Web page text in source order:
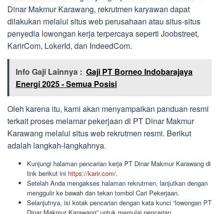
Dinar Makmur Karawang, rekrutmen karyawan dapat
dilakukan melalui situs web perusahaan atau situs-situs
penyedia lowongan kerja terpercaya seperti Joobstreet,
KarirCom, LokerId, dan IndeedCom.
Info Gaji Lainnya : Gaji PT Borneo Indobarajaya
Energi 2025 - Semua Posisi
Oleh karena itu, kami akan menyampaikan panduan resmi
terkait proses melamar pekerjaan di PT Dinar Makmur
Karawang melalui situs web rekrutmen resmi. Berikut
adalah langkah-langkahnya.
Kunjungi halaman pencarian kerja PT Dinar Makmur Karawang di
link berikut ini https://karir.com/.
Setelah Anda mengakses halaman rekrutmen, lanjutkan dengan
menggulir ke bawah dan tekan tombol Cari Pekerjaan.
Selanjutnya, isi kotak pencarian dengan kata kunci “lowongan PT